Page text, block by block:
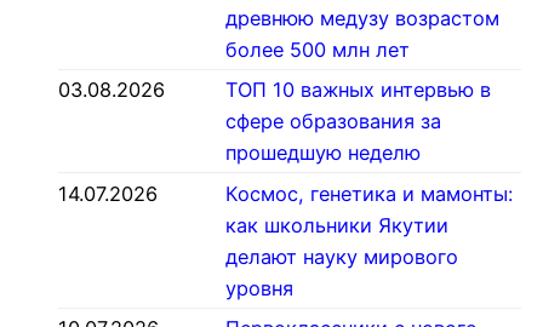
древнюю медузу возрастом
более 500 млн лет
03.08.2026
ТОП 10 важных интервью в
сфере образования за
прошедшую неделю
14.07.2026
Космос, генетика и мамонты:
как школьники Якутии
делают науку мирового
уровня